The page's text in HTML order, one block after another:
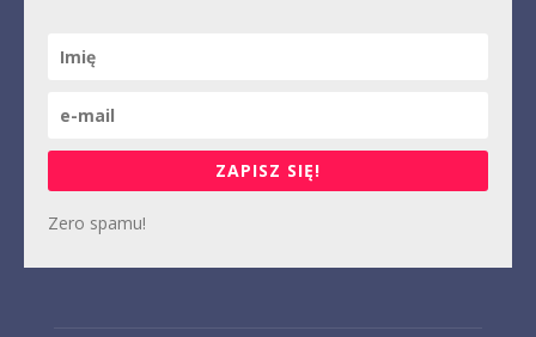
ZAPISZ SIĘ!
Zero spamu!